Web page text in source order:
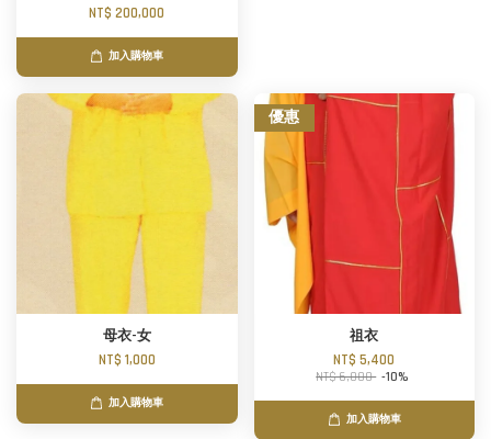
NT$ 200,000
加入購物車
母衣-女
NT$ 1,000
加入購物車
優惠
祖衣
NT$ 5,400
NT$ 6,000 -10%
加入購物車